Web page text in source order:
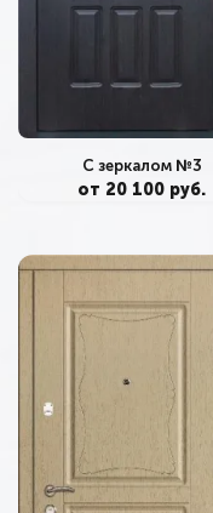
С зеркалом №3
от 20 100 руб.